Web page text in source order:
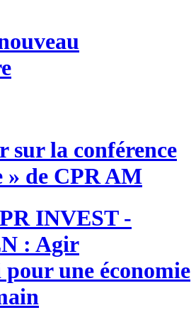
sur la conférence
» de CPR AM
INVEST -
: Agir
une économie